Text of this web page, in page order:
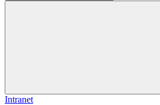
Buscar
Intranet